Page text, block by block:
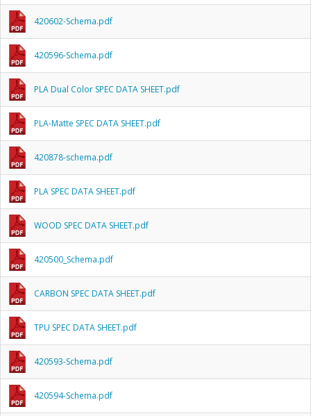
420602-Schema.pdf
420596-Schema.pdf
PLA Dual Color SPEC DATA SHEET.pdf
PLA-Matte SPEC DATA SHEET.pdf
420878-schema.pdf
PLA SPEC DATA SHEET.pdf
WOOD SPEC DATA SHEET.pdf
420500_Schema.pdf
CARBON SPEC DATA SHEET.pdf
TPU SPEC DATA SHEET.pdf
420593-Schema.pdf
420594-Schema.pdf